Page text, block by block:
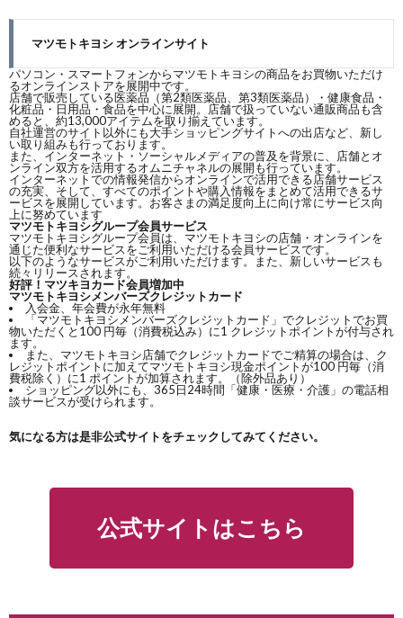
マツモトキヨシ オンラインサイト
パソコン・スマートフォンからマツモトキヨシの商品をお買物いただけ
るオンラインストアを展開中です。
店舗で販売している医薬品（第2類医薬品、第3類医薬品）・健康食品・
化粧品・日用品・食品を中心に展開。店舗で扱っていない通販商品も含
めると、約13,000アイテムを取り揃えています。
自社運営のサイト以外にも大手ショッピングサイトへの出店など、新し
い取り組みも行っております。
また、インターネット・ソーシャルメディアの普及を背景に、店舗とオ
ンライン双方を活用するオムニチャネルの展開も行っています。
インターネットでの情報発信からオンラインで活用できる店舗サービス
の充実、そして、すべてのポイントや購入情報をまとめて活用できるサ
ービスを展開しています。お客さまの満足度向上に向け常にサービス向
上に努めています
マツモトキヨシグループ会員サービス
マツモトキヨシグループ会員は、マツモトキヨシの店舗・オンラインを
通じた便利なサービスをご利用いただける会員サービスです。
以下のようなサービスがご利用いただけます。また、新しいサービスも
続々リリースされます。
好評！マツキヨカード会員増加中
マツモトキヨシメンバーズクレジットカード
入会金、年会費が永年無料
「マツモトキヨシメンバーズクレジットカード」でクレジットでお買
物いただくと100 円毎（消費税込み）に1 クレジットポイントが付与され
ます。
また、マツモトキヨシ店舗でクレジットカードでご精算の場合は、ク
レジットポイントに加えてマツモトキヨシ現金ポイントが100 円毎（消
費税除く）に1 ポイントが加算されます。（除外品あり）
ショッピング以外にも、365日24時間「健康・医療・介護」の電話相
談サービスが受けられます。
気になる方は是非公式サイトをチェックしてみてください。
公式サイトはこちら